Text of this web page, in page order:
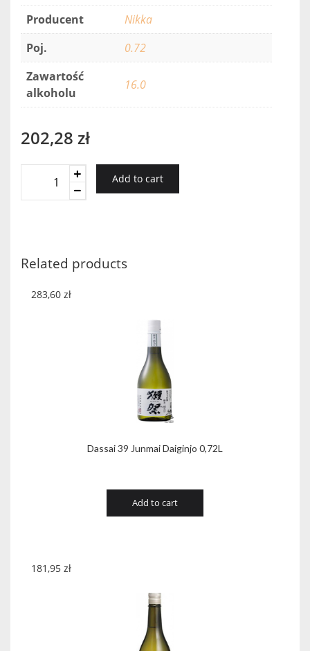
Producent
Nikka
Poj.
0.72
Zawartość
alkoholu
16.0
202,28 zł
quantity
Add to cart
Related products
Dassai 39 Junmai Daiginjo 0,72L
283,60 zł
Add to cart
181,95 zł